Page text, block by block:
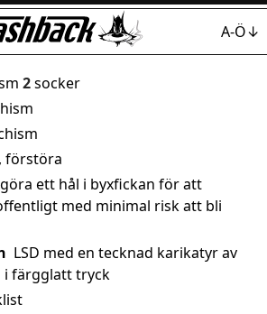
A-Ö↓
2socker
förstöra
ett hål i byxfickan för att
med minimal risk att bli
LSD med en tecknad karikatyr av
i färgglatt tryck